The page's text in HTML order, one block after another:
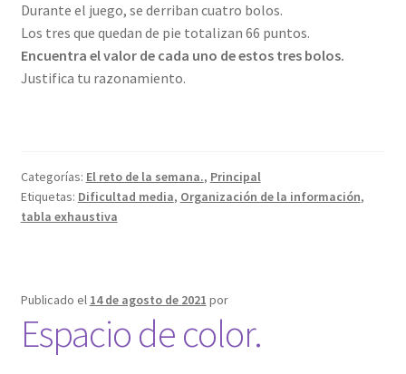
Durante el juego, se derriban cuatro bolos.
Los tres que quedan de pie totalizan 66 puntos.
Encuentra el valor de cada uno de estos tres bolos.
Justifica tu razonamiento.
Categorías: El reto de la semana., Principal
Etiquetas: Dificultad media, Organización de la información,
tabla exhaustiva
Publicado el 14 de agosto de 2021 por
Espacio de color.